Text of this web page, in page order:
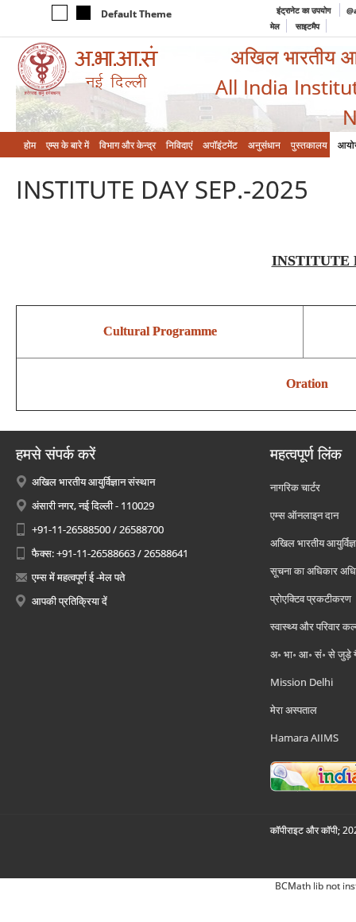
Default Theme इंट्रानेट का उपयोग
मेल
साइटमैप
अखिल भारतीय
All India
होम एम्‍स के बारे में विभाग और केन्‍द्र निविदाएं अपॉइंटमेंट अनुसंधान पुस्तकालय
INSTITUTE DAY SEP.-2025
INSTITUTE
Cultural Programme
Oration
हमसे संपर्क करें
अखिल भारतीय आयुर्विज्ञान संस्थान
अंसारी नगर, नई दिल्ली - 110029
+91-11-26588500 / 26588700
फैक्स: +91-11-26588663 / 26588641
एम्स में महत्वपूर्ण ई -मेल पते
आपकी प्रतिक्रिया दें
महत्वपूर्ण लिंक
नागरिक चार्टर
एम्स ऑनलाइन दान
अखिल भारतीय
सूचना का अधिकार
प्रोएक्टिव प्रकटीकरण
स्वास्थ्य और परिवार
अ॰ भा॰ आ॰ सं॰ से जुड़े
Mission Delhi
मेरा अस्पताल
Hamara AIIMS
कॉपीराइट और कॉपी;
BCMath lib not